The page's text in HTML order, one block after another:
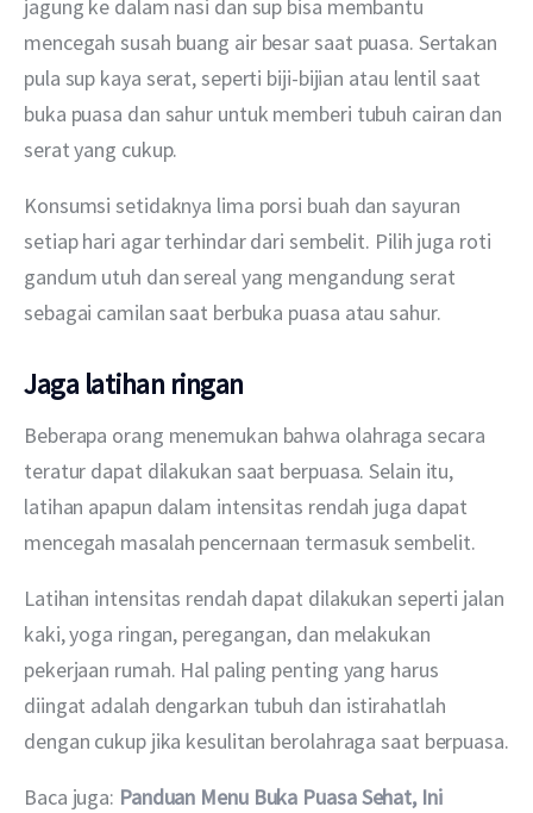
jagung ke dalam nasi dan sup bisa membantu
mencegah susah buang air besar saat puasa. Sertakan
pula sup kaya serat, seperti biji-bijian atau lentil saat
buka puasa dan sahur untuk memberi tubuh cairan dan
serat yang cukup.
Konsumsi setidaknya lima porsi buah dan sayuran
setiap hari agar terhindar dari sembelit. Pilih juga roti
gandum utuh dan sereal yang mengandung serat
sebagai camilan saat berbuka puasa atau sahur.
Jaga latihan ringan
Beberapa orang menemukan bahwa olahraga secara
teratur dapat dilakukan saat berpuasa. Selain itu,
latihan apapun dalam intensitas rendah juga dapat
mencegah masalah pencernaan termasuk sembelit.
Latihan intensitas rendah dapat dilakukan seperti jalan
kaki, yoga ringan, peregangan, dan melakukan
pekerjaan rumah. Hal paling penting yang harus
diingat adalah dengarkan tubuh dan istirahatlah
dengan cukup jika kesulitan berolahraga saat berpuasa.
Baca juga: Panduan Menu Buka Puasa Sehat, Ini